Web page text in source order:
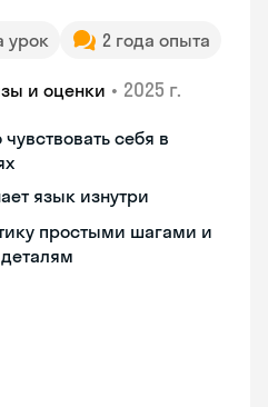
урок 2 года опыта
и оценки • 2025 г.
себя в
язык изнутри
простыми шагами и